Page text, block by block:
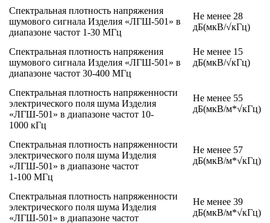
Спектральная плотность напряжения
шумового сигнала Изделия «ЛГШ-501» в
диапазоне частот 1-30 МГц
Не менее 28
дБ(мкВ/√кГц)
Спектральная плотность напряжения
шумового сигнала Изделия «ЛГШ-501» в
диапазоне частот 30-400 МГц
Не менее 15
дБ(мкВ/√кГц)
Спектральная плотность напряженности
электрического поля шума Изделия
«ЛГШ-501» в диапазоне частот 10-
1000 кГц
Не менее 55
дБ(мкВ/м*√кГц)
Спектральная плотность напряженности
электрического поля шума Изделия
«ЛГШ-501» в диапазоне частот
1-100 МГц
Не менее 57
дБ(мкВ/м*√кГц)
Спектральная плотность напряженности
электрического поля шума Изделия
«ЛГШ-501» в диапазоне частот
Не менее 39
дБ(мкВ/м*√кГц)